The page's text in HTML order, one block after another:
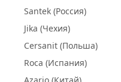
Santek (Россия)
Jika (Чехия)
Cersanit (Польша)
Roca (Испания)